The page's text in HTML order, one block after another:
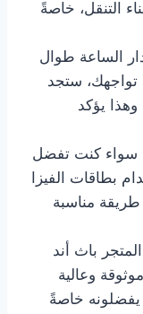
التنقل، خاصةً
الساعة طوال
تواجهك، ستجد
يؤكد
سواء كنت تفضل
بطاقات الفيزا
طريقة مناسبة
باث أند
وعالية
يفضلونه خاصةً